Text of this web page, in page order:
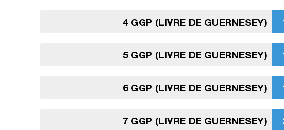
4 GGP (LIVRE DE GUERNESEY)
5 GGP (LIVRE DE GUERNESEY)
6 GGP (LIVRE DE GUERNESEY)
7 GGP (LIVRE DE GUERNESEY)